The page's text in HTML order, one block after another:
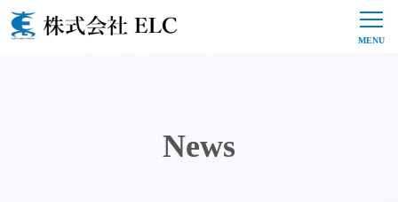
News